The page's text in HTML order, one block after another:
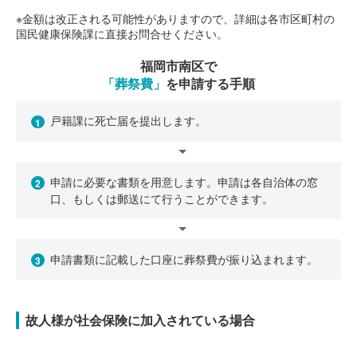
※金額は改正される可能性がありますので、詳細は各市区町村の
国民健康保険課に直接お問合せください。
福岡市南区で
「葬祭費」 を申請する手順
1 戸籍課に死亡届を提出します。
2
申請に必要な書類を用意します。申請は各自治体の窓
口、もしくは郵送にて行うことができます。
3 申請書類に記載した口座に葬祭費が振り込まれます。
故人様が社会保険に加入されている場合